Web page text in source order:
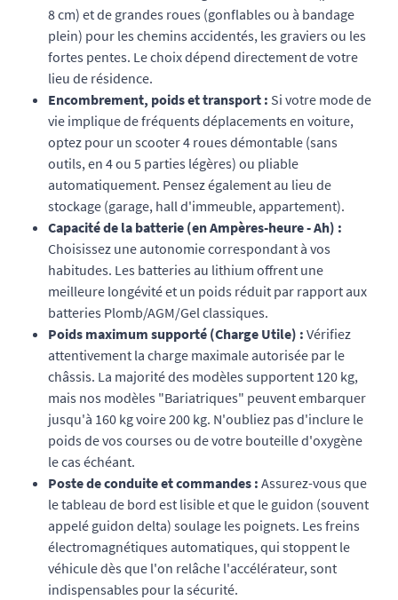
8 cm) et de grandes roues (gonflables ou à bandage
plein) pour les chemins accidentés, les graviers ou les
fortes pentes. Le choix dépend directement de votre
lieu de résidence.
Encombrement, poids et transport : Si votre mode de
vie implique de fréquents déplacements en voiture,
optez pour un scooter 4 roues démontable (sans
outils, en 4 ou 5 parties légères) ou pliable
automatiquement. Pensez également au lieu de
stockage (garage, hall d'immeuble, appartement).
Capacité de la batterie (en Ampères-heure - Ah) :
Choisissez une autonomie correspondant à vos
habitudes. Les batteries au lithium offrent une
meilleure longévité et un poids réduit par rapport aux
batteries Plomb/AGM/Gel classiques.
Poids maximum supporté (Charge Utile) : Vérifiez
attentivement la charge maximale autorisée par le
châssis. La majorité des modèles supportent 120 kg,
mais nos modèles "Bariatriques" peuvent embarquer
jusqu'à 160 kg voire 200 kg. N'oubliez pas d'inclure le
poids de vos courses ou de votre bouteille d'oxygène
le cas échéant.
Poste de conduite et commandes : Assurez-vous que
le tableau de bord est lisible et que le guidon (souvent
appelé guidon delta) soulage les poignets. Les freins
électromagnétiques automatiques, qui stoppent le
véhicule dès que l'on relâche l'accélérateur, sont
indispensables pour la sécurité.